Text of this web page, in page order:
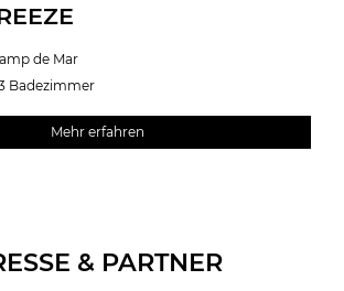
de Mar
Badezimmer
Mehr erfahren
& PARTNER